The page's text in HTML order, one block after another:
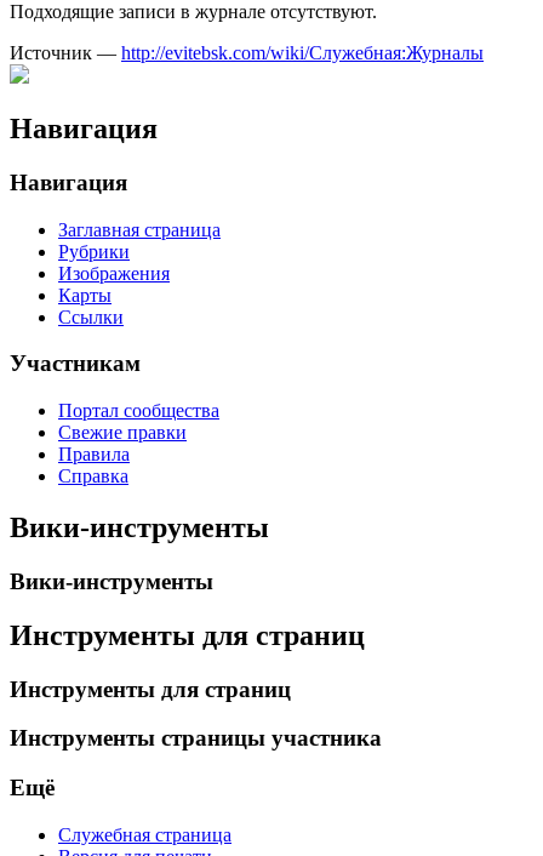
Подходящие записи в журнале отсутствуют.
Источник — http://evitebsk.com/wiki/Служебная:Журналы
Навигация
Навигация
Заглавная страница
Рубрики
Изображения
Карты
Ссылки
Участникам
Портал сообщества
Свежие правки
Правила
Справка
Вики-инструменты
Вики-инструменты
Инструменты для страниц
Инструменты для страниц
Инструменты страницы участника
Ещё
Служебная страница